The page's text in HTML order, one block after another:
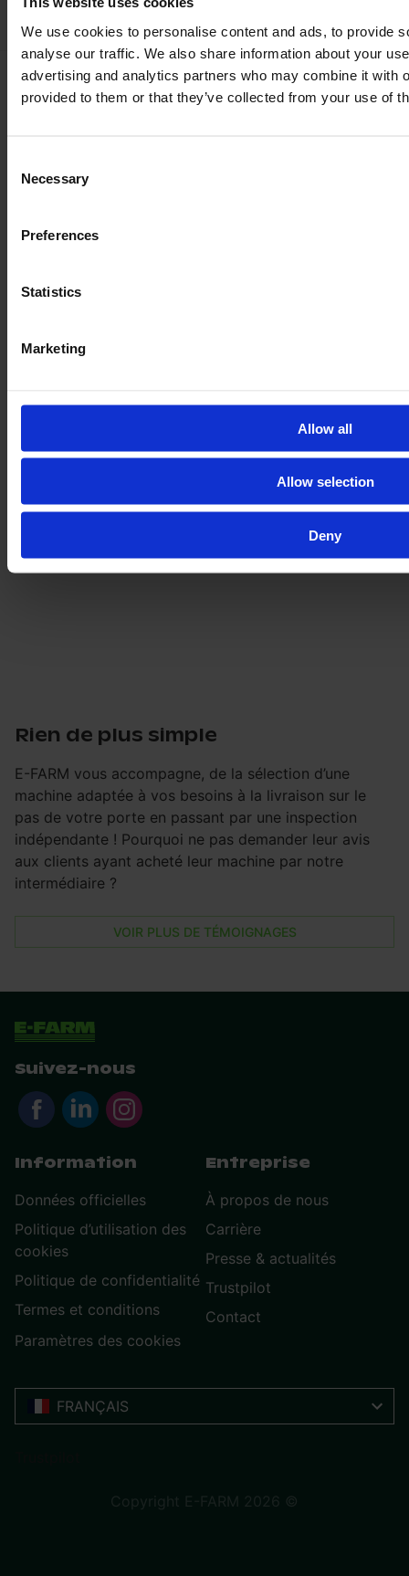
We use cookies to personalise content and ads, to provide
analyse our traffic. We also share information about your
advertising and analytics partners who may combine it with
provided to them or that they’ve collected from your use of
Selection
Necessary
Preferences
Statistics
Marketing
Allow all
Allow selection
Deny
Obtenez l’historique complet du véhicule : son état
EN SAVOIR PLUS SUR NOTRE INSPECTION
Rien de plus simple
E-FARM vous accompagne, de la sélection d’une
machine adaptée à vos besoins à la livraison sur le
pas de votre porte en passant par une inspection
indépendante ! Pourquoi ne pas demander leur avis
aux clients ayant acheté leur machine par notre
intermédiaire ?
VOIR PLUS DE TÉMOIGNAGES
Suivez-nous
Information
Données officielles
Politique d’utilisation des
cookies
Politique de confidentialité
Termes et conditions
Paramètres des cookies
Entreprise
À propos de nous
Carrière
Presse & actualités
Trustpilot
Contact
FRANÇAIS